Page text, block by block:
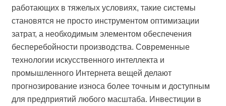
работающих в тяжелых условиях, такие системы
становятся не просто инструментом оптимизации
затрат, а необходимым элементом обеспечения
бесперебойности производства. Современные
технологии искусственного интеллекта и
промышленного Интернета вещей делают
прогнозирование износа более точным и доступным
для предприятий любого масштаба. Инвестиции в